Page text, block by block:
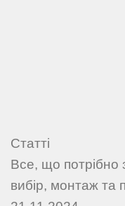
Статті
Все, що потрібно
вибір, монтаж та